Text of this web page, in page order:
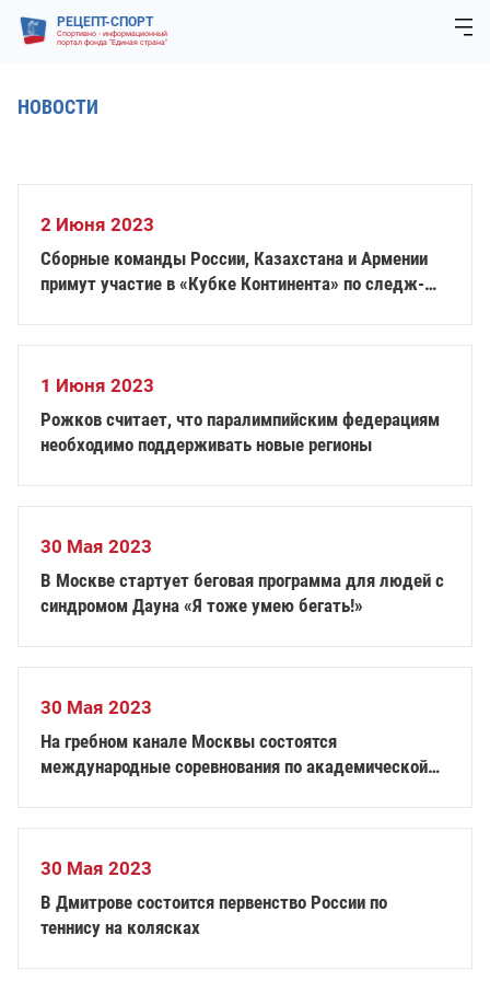
РЕЦЕПТ-СПОРТ
Спортивно - информационный
портал фонда "Единая страна"
НОВОСТИ
2 Июня 2023
Сборные команды России, Казахстана и Армении
примут участие в «Кубке Континента» по следж-
1 Июня 2023
Рожков считает, что паралимпийским федерациям
необходимо поддерживать новые регионы
30 Мая 2023
В Москве стартует беговая программа для людей с
синдромом Дауна «Я тоже умею бегать!»
30 Мая 2023
На гребном канале Москвы состоятся
международные соревнования по академической
30 Мая 2023
В Дмитрове состоится первенство России по
теннису на колясках